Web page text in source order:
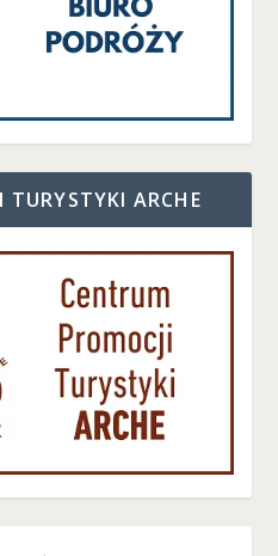
TURYSTYKI ARCHE